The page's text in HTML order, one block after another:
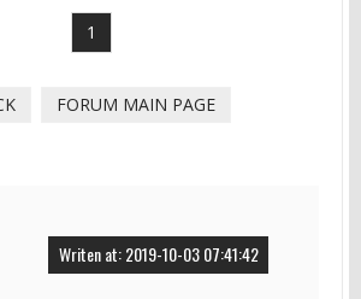
1
FORUM MAIN PAGE
Writen at: 2019-10-03 07:41:42